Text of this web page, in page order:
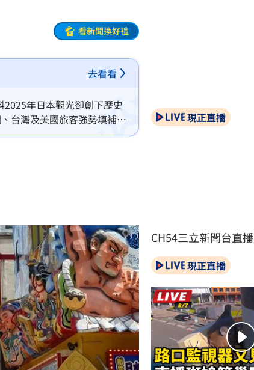
看新聞換好禮
去看看
年日本觀光卻創下歷史
台灣及美國旅客強勢填補缺
經濟奇蹟」，觀光收益不減
現正直播
CH54三立新聞台直播
現正直播